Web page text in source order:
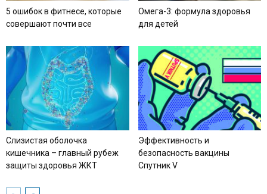
5 ошибок в фитнесе, которые
совершают почти все
Омега-3: формула здоровья
для детей
Слизистая оболочка
кишечника – главный рубеж
защиты здоровья ЖКТ
Эффективность и
безопасность вакцины
Спутник V